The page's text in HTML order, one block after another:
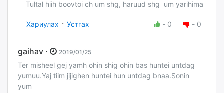
Tultal hiih boovtoi ch um shg, haruud shg um yarihima
Хариулах · Устгах - 0 - 0
gaihav · 2019/01/25
Ter misheel gej yamh ohin shig ohin bas huntei untdag
yumuu.Yaj tiim jijighen huntei hun untdag bnaa.Sonin
yum